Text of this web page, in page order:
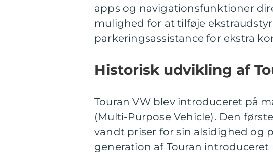
apps og navigationsfunktioner
mulighed for at tilføje
parkeringsassistance for ekstra
Historisk udvikling af
Touran VW blev introduceret på
(Multi-Purpose Vehicle). Den
vandt priser for sin alsidighed og
generation af Touran